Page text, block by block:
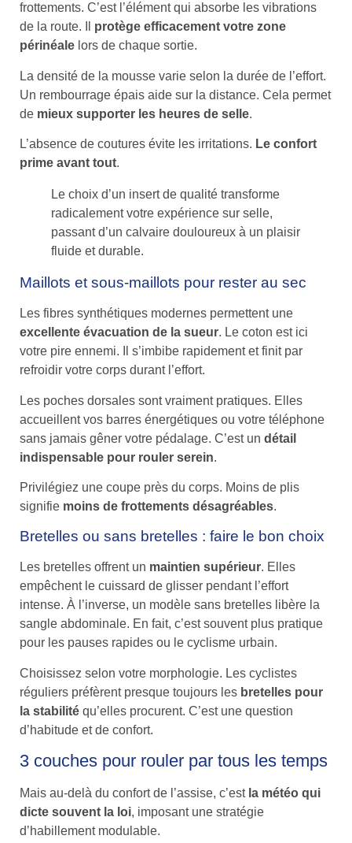
frottements. C’est l’élément qui absorbe les vibrations
de la route. Il protège efficacement votre zone
périnéale lors de chaque sortie.
La densité de la mousse varie selon la durée de l’effort.
Un rembourrage épais aide sur la distance. Cela permet
de mieux supporter les heures de selle.
L’absence de coutures évite les irritations. Le confort
prime avant tout.
Le choix d’un insert de qualité transforme
radicalement votre expérience sur selle,
passant d’un calvaire douloureux à un plaisir
fluide et durable.
Maillots et sous-maillots pour rester au sec
Les fibres synthétiques modernes permettent une
excellente évacuation de la sueur. Le coton est ici
votre pire ennemi. Il s’imbibe rapidement et finit par
refroidir votre corps durant l’effort.
Les poches dorsales sont vraiment pratiques. Elles
accueillent vos barres énergétiques ou votre téléphone
sans jamais gêner votre pédalage. C’est un détail
indispensable pour rouler serein.
Privilégiez une coupe près du corps. Moins de plis
signifie moins de frottements désagréables.
Bretelles ou sans bretelles : faire le bon choix
Les bretelles offrent un maintien supérieur. Elles
empêchent le cuissard de glisser pendant l’effort
intense. À l’inverse, un modèle sans bretelles libère la
sangle abdominale. En fait, c’est souvent plus pratique
pour les pauses rapides ou le cyclisme urbain.
Choisissez selon votre morphologie. Les cyclistes
réguliers préfèrent presque toujours les bretelles pour
la stabilité qu’elles procurent. C’est une question
d’habitude et de confort.
3 couches pour rouler par tous les temps
Mais au-delà du confort de l’assise, c’est la météo qui
dicte souvent la loi, imposant une stratégie
d’habillement modulable.